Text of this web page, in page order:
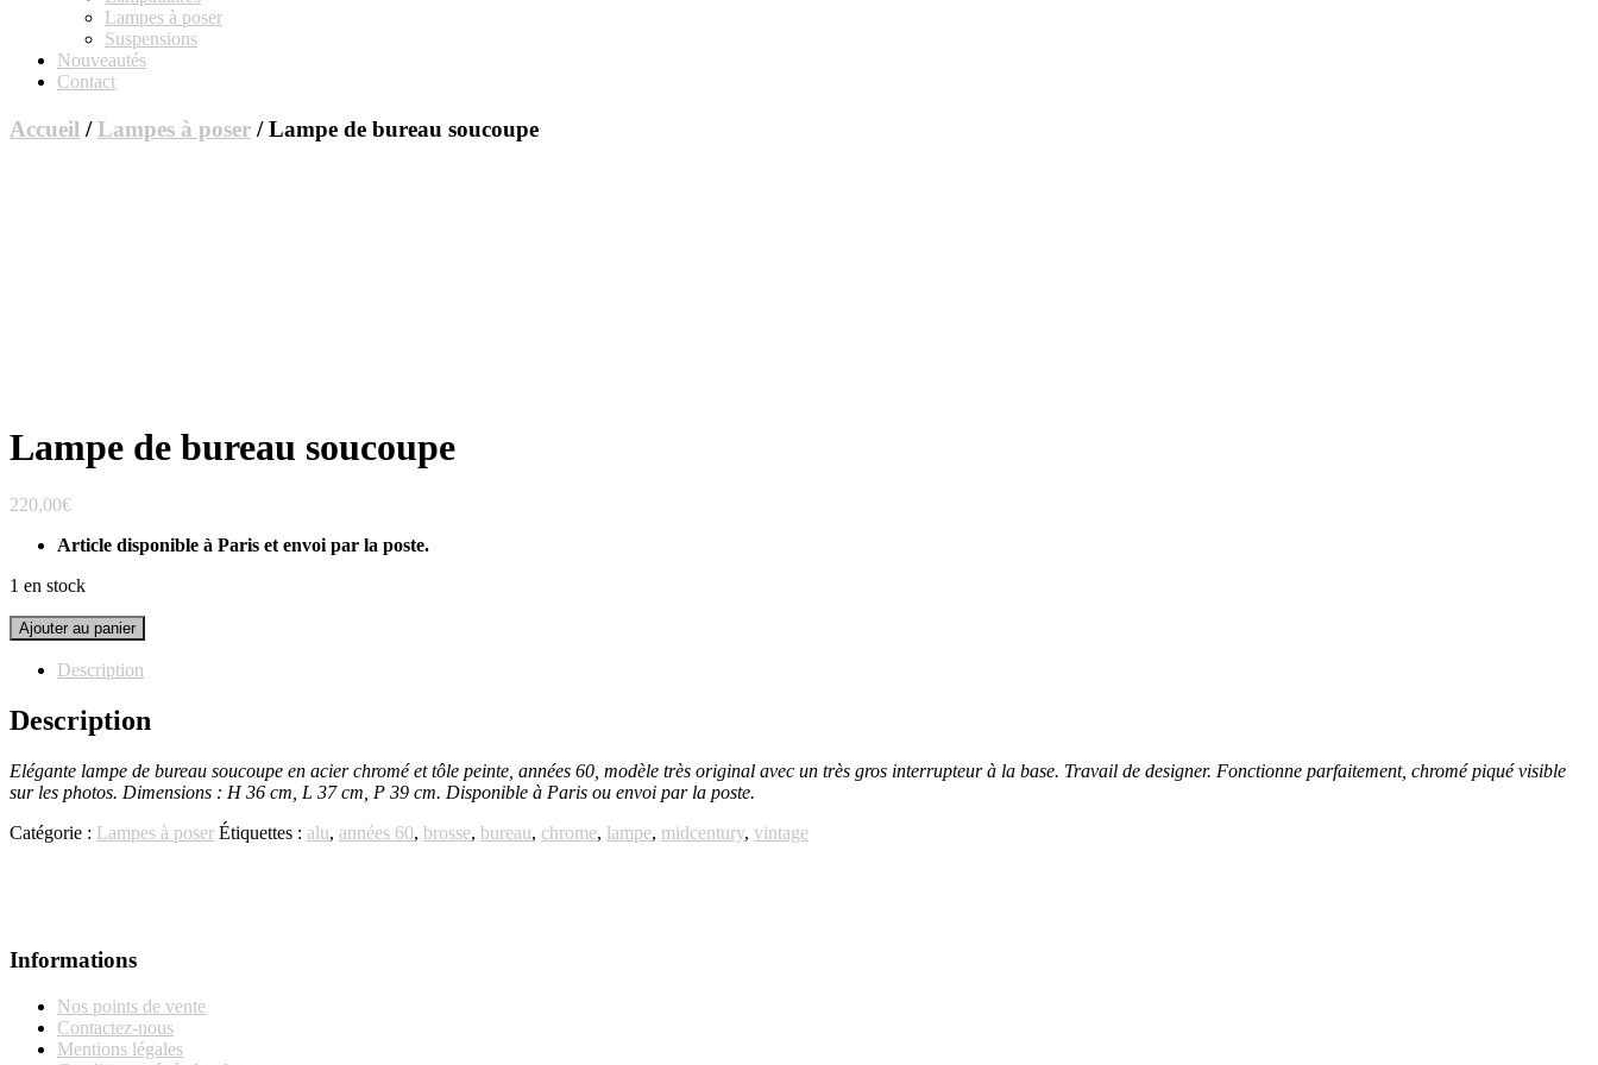
Lampes à poser
Suspensions
Nouveautés
Contact
Accueil /Lampes à poser / Lampe de bureau soucoupe
Lampe de bureau soucoupe
220,00€
Article disponible à Paris et envoi par la poste.
1 en stock
quantité
de
Lampe
bureau
soucoupe
Ajouter au panier
Description
Description
Elégante lampe de bureau soucoupe en acier chroméet tôle peinte, années 60, modèle très original avec un très gros interrupteur à la base. Travail de designer. Fonctionne parfaitement, chromé piqué visible
sur les photos. Dimensions : H 36 cm, L 37 cm, P 39 cm. Disponible à Paris ou envoi par la poste.
Catégorie : Lampes à poser Étiquettes : alu, années 60, brosse, bureau, chrome, lampe, midcentury, vintage
Informations
Nos points de vente
Contactez-nous
Mentions légales